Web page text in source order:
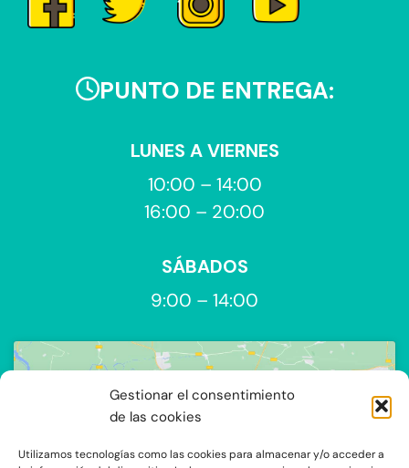
Gestionar el consentimiento
de las cookies
Utilizamos tecnologías como las cookies para almacenar y/o acceder a
PUNTO DE ENTREGA:
LUNES A VIERNES
10:00 – 14:00
16:00 – 20:00
SÁBADOS
9:00 – 14:00